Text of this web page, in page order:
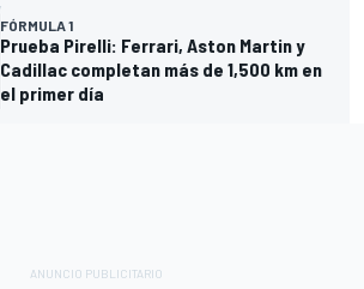
FÓRMULA 1
Prueba Pirelli: Ferrari, Aston Martin y
Cadillac completan más de 1,500 km en
el primer día